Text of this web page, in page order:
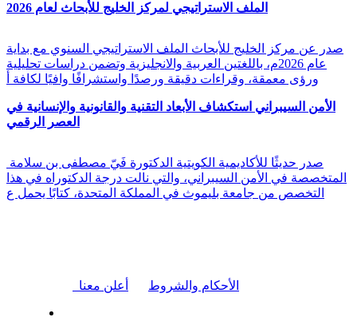
الملف الاستراتيجي لمركز الخليج للأبحاث لعام 2026
صدر عن مركز الخليج للأبحاث الملف الاستراتيجي السنوي مع بداية
عام 2026م، باللغتين العربية والانجليزية وتضمن دراسات تحليلية
ورؤى معمقة، وقراءات دقيقة ورصدًا واستشرافًا وافيًا لكافة أ
الأمن السيبراني استكشاف الأبعاد التقنية والقانونية والإنسانية في
العصر الرقمي
المتخصصة في الأمن السيبراني، والتي نالت درجة الدكتوراه في هذا
التخصص من جامعة بليموث في المملكة المتحدة، كتابًا يحمل ع
أعلن معنا الأحكام والشروط